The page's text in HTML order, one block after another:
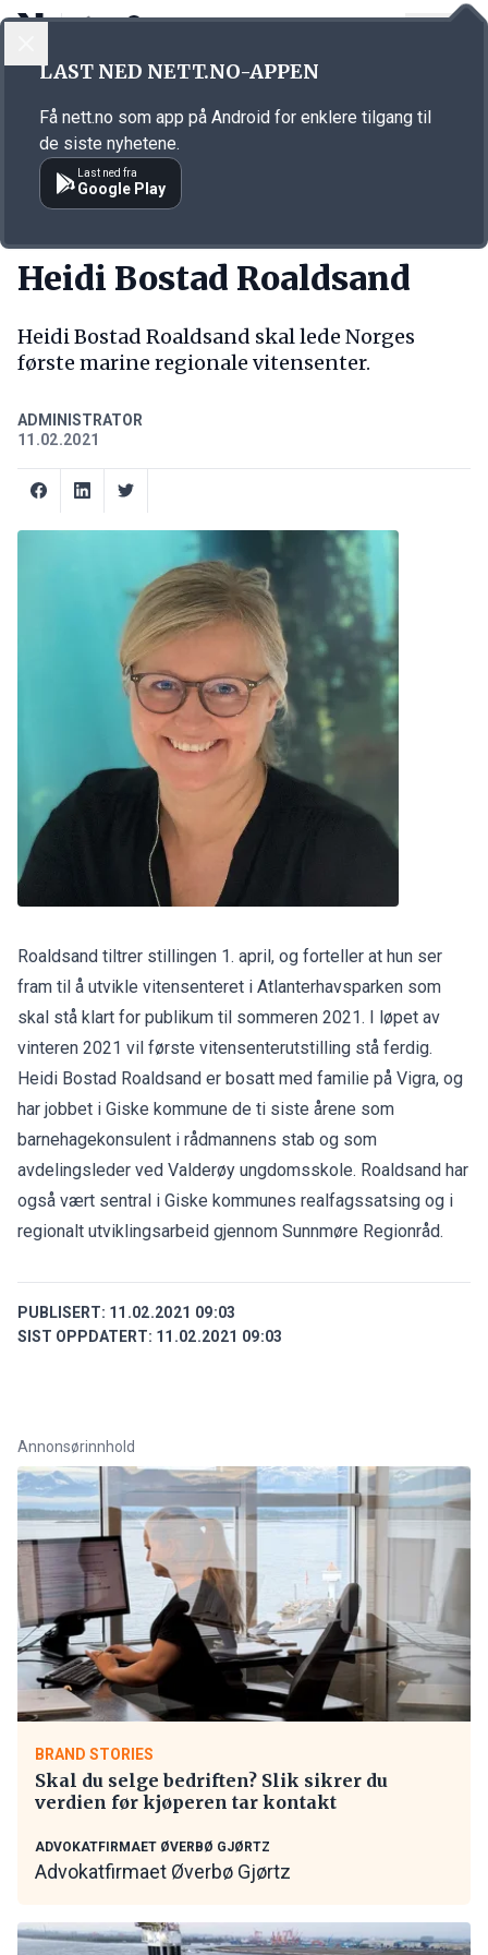
Annonsørinnhold
Heidi Bostad Roaldsand
Heidi Bostad Roaldsand skal lede Norges
første marine regionale vitensenter.
ADMINISTRATOR
11.02.2021
Roaldsand tiltrer stillingen 1. april, og forteller at hun ser
fram til å utvikle vitensenteret i Atlanterhavsparken som
skal stå klart for publikum til sommeren 2021. I løpet av
vinteren 2021 vil første vitensenterutstilling stå ferdig.
Heidi Bostad Roaldsand er bosatt med familie på Vigra, og
har jobbet i Giske kommune de ti siste årene som
barnehagekonsulent i rådmannens stab og som
avdelingsleder ved Valderøy ungdomsskole. Roaldsand har
også vært sentral i Giske kommunes realfagssatsing og i
regionalt utviklingsarbeid gjennom Sunnmøre Regionråd.
PUBLISERT: 11.02.2021 09:03
SIST OPPDATERT: 11.02.2021 09:03
Annonsørinnhold
BRAND STORIES
Skal du selge bedriften? Slik sikrer du
verdien før kjøperen tar kontakt
ADVOKATFIRMAET ØVERBØ GJØRTZ
Advokatfirmaet Øverbø Gjørtz
LAST NED NETT.NO-APPEN
Få nett.no som app på Android for enklere tilgang til
de siste nyhetene.
Last ned fra
Google Play